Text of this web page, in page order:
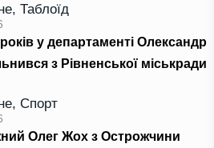
, Таблоїд
у департаменті Олександр
з Рівненської міськради
, Спорт
Олег Жох з Острожчини